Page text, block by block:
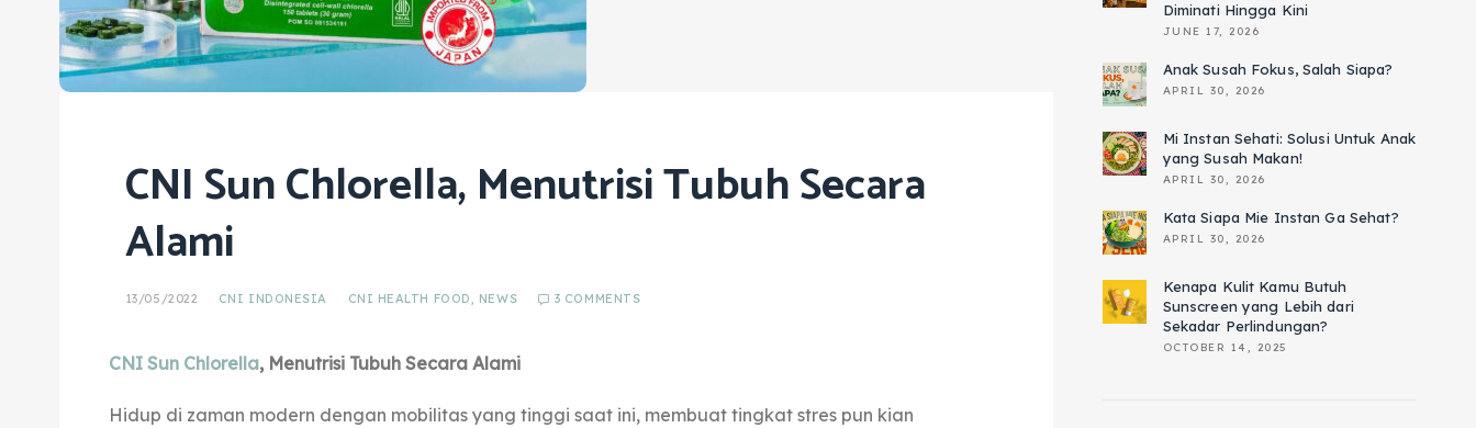
CNI Sun Chlorella, Menutrisi Tubuh Secara
Alami
13/05/2022 CNI INDONESIA CNI HEALTH FOOD, NEWS 3 COMMENTS
CNI Sun Chlorella, Menutrisi Tubuh Secara Alami
Hidup di zaman modern dengan mobilitas yang tinggi saat ini, membuat tingkat stres pun kian
Diminati Hingga Kini
JUNE 17, 2026
Anak Susah Fokus, Salah Siapa?
APRIL 30, 2026
Mi Instan Sehati: Solusi Untuk Anak
yang Susah Makan!
APRIL 30, 2026
Kata Siapa Mie Instan Ga Sehat?
APRIL 30, 2026
Kenapa Kulit Kamu Butuh
Sunscreen yang Lebih dari
Sekadar Perlindungan?
OCTOBER 14, 2025